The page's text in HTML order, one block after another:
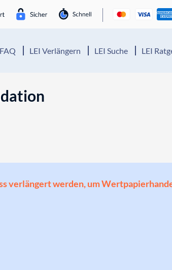
FAQ LEI Verlängern LEI Suche LEI
verlängert werden, um